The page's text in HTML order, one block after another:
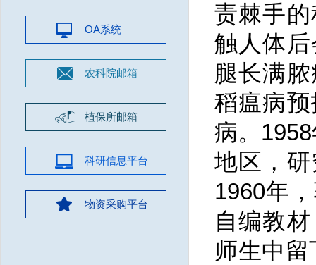
OA系统
农科院邮箱
植保所邮箱
科研信息平台
物资采购平台
责棘手
触人体
腿长满
稻瘟病
病。
地区，
1960年
自编教
师生中